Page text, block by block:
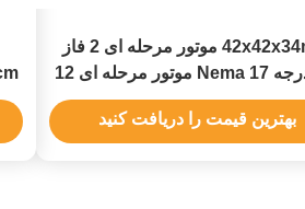
42x42x34mm موتور مرحله ای 2 فاز
1.8 درجه Nema 17 موتور مرحله ای 12
ولت برای ربات / CCTV با CE
بهترین قیمت را دریافت کنید